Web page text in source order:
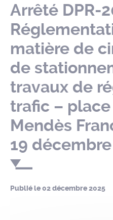
Arrêté DPR-
matière de
de
travaux de
trafic –
Mendès
19
Publié le02 décembre 2025